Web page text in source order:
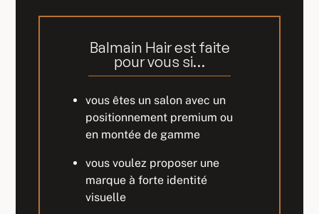
Balmain Hair est faite
pour vous si…
vous êtes un salon avec un
positionnement premium ou
en montée de gamme
vous voulez proposer une
marque à forte identité
visuelle